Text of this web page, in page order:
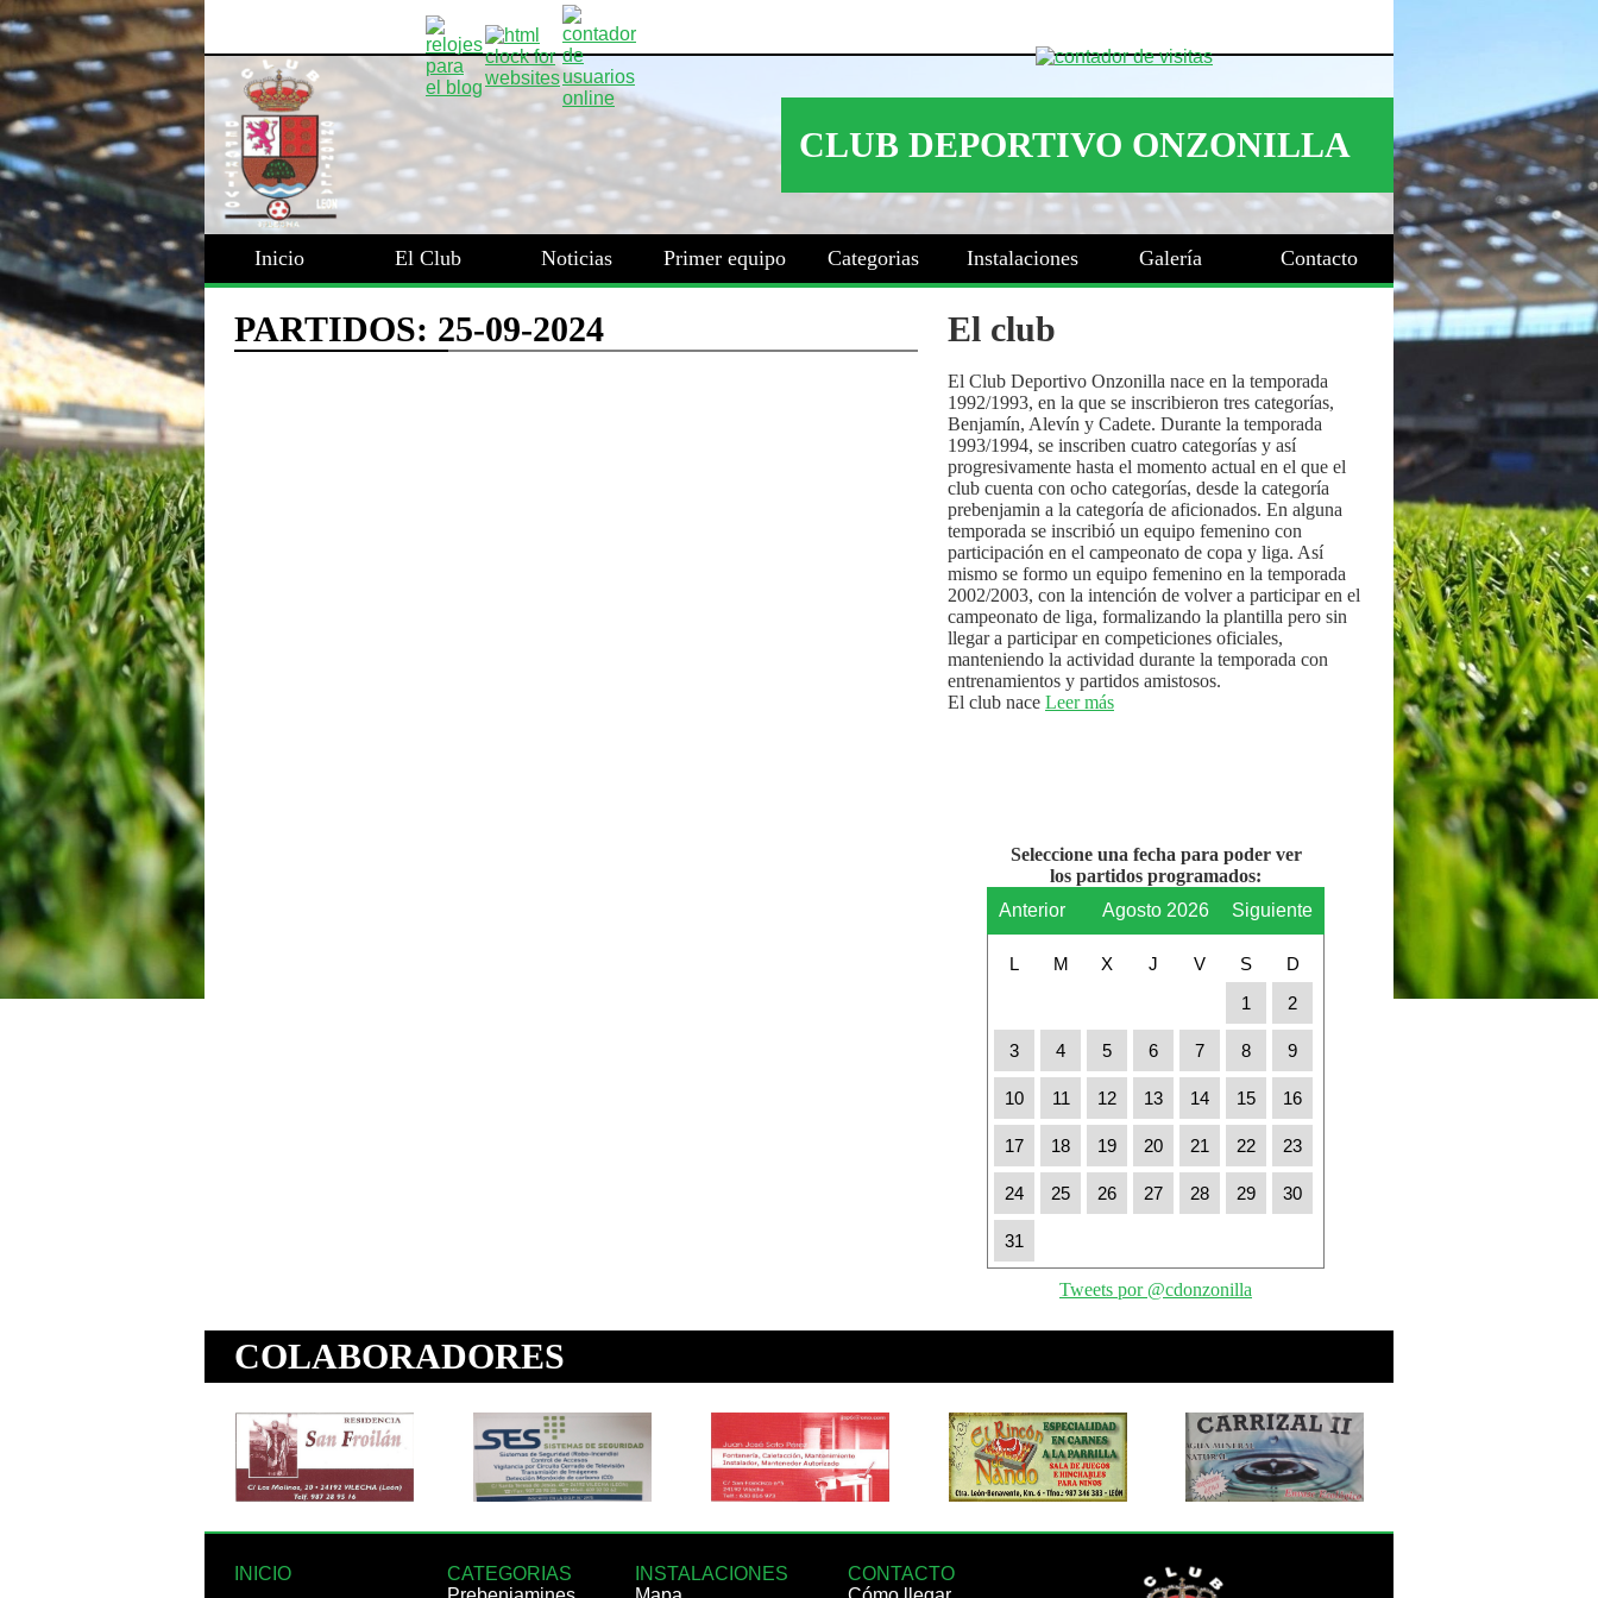
Inicio El Club Noticias Primer equipo Categorias Instalaciones Galería Contacto
El club
El Club Deportivo Onzonilla nace en la temporada
1992/1993, en la que se inscribieron tres categorías,
Benjamín, Alevín y Cadete. Durante la temporada
1993/1994, se inscriben cuatro categorías y así
progresivamente hasta el momento actual en el que el
club cuenta con ocho categorías, desde la categoría
prebenjamin a la categoría de aficionados. En alguna
temporada se inscribió un equipo femenino con
participación en el campeonato de copa y liga. Así
mismo se formo un equipo femenino en la temporada
2002/2003, con la intención de volver a participar en el
campeonato de liga, formalizando la plantilla pero sin
llegar a participar en competiciones oficiales,
manteniendo la actividad durante la temporada con
entrenamientos y partidos amistosos.
El club nace Leer más
Seleccione una fecha para poder ver
los partidos programados:
Anterior
Agosto 2026 Siguiente
L M X J V S
D
1
2
3 4 5 6 7 8 9
10 11 12 13 14 15 16
17 18 19 20 21 22 23
24 25 26 27 28 29 30
31
Tweets por @cdonzonilla
INICIO
CATEGORIAS
INSTALACIONES
CONTACTO